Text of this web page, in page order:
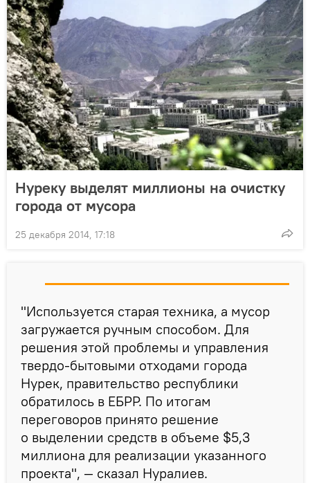
Нуреку выделят миллионы на очистку
города от мусора
25 декабря 2014, 17:18
"Используется старая техника, а мусор
загружается ручным способом. Для
решения этой проблемы и управления
твердо-бытовыми отходами города
Нурек, правительство республики
обратилось в ЕБРР. По итогам
переговоров принято решение
о выделении средств в объеме $5,3
миллиона для реализации указанного
проекта", — сказал Нуралиев.